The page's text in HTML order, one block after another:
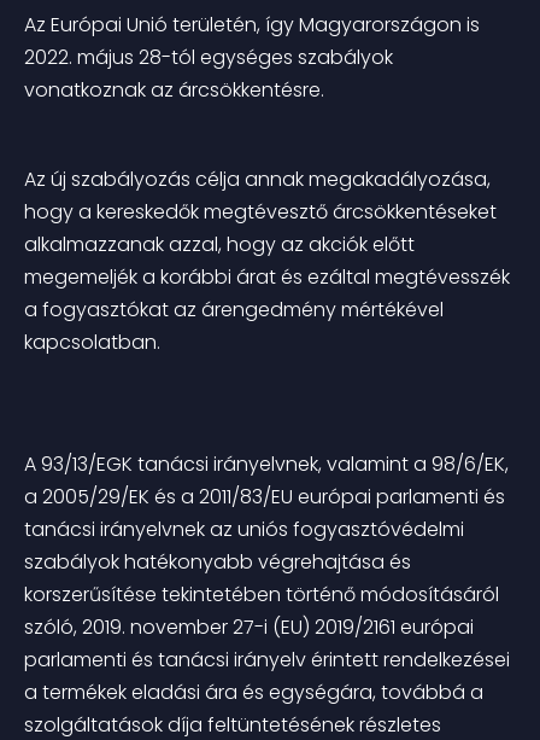
Az Európai Unió területén, így Magyarországon is
2022. május 28-tól egységes szabályok
vonatkoznak az árcsökkentésre.
Az új szabályozás célja annak megakadályozása,
hogy a kereskedők megtévesztő árcsökkentéseket
alkalmazzanak azzal, hogy az akciók előtt
megemeljék a korábbi árat és ezáltal megtévesszék
a fogyasztókat az árengedmény mértékével
kapcsolatban.
A 93/13/EGK tanácsi irányelvnek, valamint a 98/6/EK,
a 2005/29/EK és a 2011/83/EU európai parlamenti és
tanácsi irányelvnek az uniós fogyasztóvédelmi
szabályok hatékonyabb végrehajtása és
korszerűsítése tekintetében történő módosításáról
szóló, 2019. november 27-i (EU) 2019/2161 európai
parlamenti és tanácsi irányelv érintett rendelkezései
a termékek eladási ára és egységára, továbbá a
szolgáltatások díja feltüntetésének részletes